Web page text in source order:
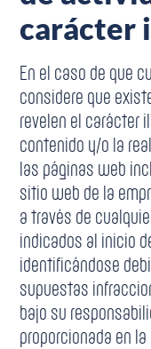
carácter
En el caso de que
considere que
revelen el carácter
contenido y/o la
las páginas web
sitio web de la
a través de
indicados al inicio
identificándose
supuestas
bajo su
proporcionada en